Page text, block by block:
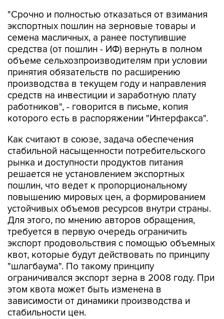
"Срочно и полностью отказаться от взимания
экспортных пошлин на зерновые товары и
семена масличных, а ранее поступившие
средства (от пошлин - ИФ) вернуть в полном
объеме сельхозпроизводителям при условии
принятия обязательств по расширению
производства в текущем году и направления
средств на инвестиции и заработную плату
работников", - говорится в письме, копия
которого есть в распоряжении "Интерфакса".
Как считают в союзе, задача обеспечения
стабильной насыщенности потребительского
рынка и доступности продуктов питания
решается не установлением экспортных
пошлин, что ведет к пропорциональному
повышению мировых цен, а формированием
устойчивых объемов ресурсов внутри страны.
Для этого, по мнению авторов обращения,
требуется в первую очередь ограничить
экспорт продовольствия с помощью объемных
квот, которые будут действовать по принципу
"шлагбаума". По такому принципу
ограничивался экспорт зерна в 2008 году. При
этом квота может быть изменена в
зависимости от динамики производства и
стабильности цен.